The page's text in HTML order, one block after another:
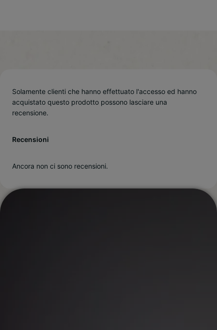
Recensioni
Ancora non ci sono recensioni.
Solamente clienti che hanno effettuato l'accesso ed hanno
acquistato questo prodotto possono lasciare una
recensione.